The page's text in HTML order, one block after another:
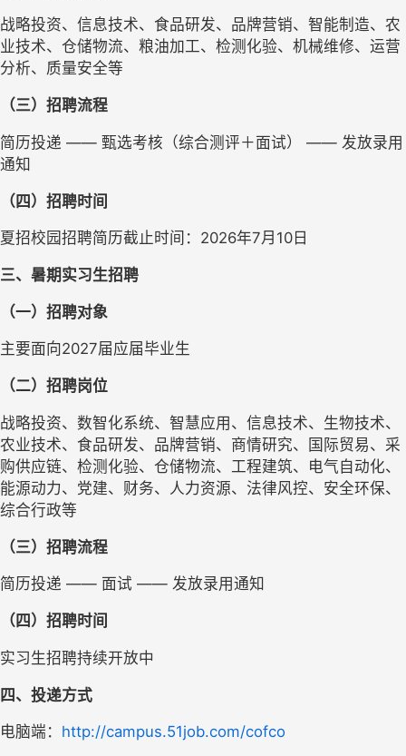
战略投资、信息技术、食品研发、品牌营销、智能制造、农
业技术、仓储物流、粮油加工、检测化验、机械维修、运营
分析、质量安全等
（三） 招聘流程
简历投递 —— 甄选考核（综合测评＋面试） —— 发放录用
通知
（四） 招聘时间
夏招校园招聘简历截止时间：2026年7月10日
三、 暑期实习生招聘
（一） 招聘对象
主要面向2027届应届毕业生
（二） 招聘岗位
战略投资、数智化系统、智慧应用、信息技术、生物技术、
农业技术、食品研发、品牌营销、商情研究、国际贸易、采
购供应链、检测化验、仓储物流、工程建筑、电气自动化、
能源动力、党建、财务、人力资源、法律风控、安全环保、
综合行政等
（三） 招聘流程
简历投递 —— 面试 —— 发放录用通知
（四） 招聘时间
实习生招聘持续开放中
四、投递方式
电脑端： http://campus.51job.com/cofco